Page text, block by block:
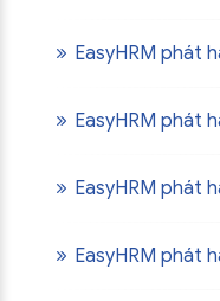
EasyHRM phát
EasyHRM phát
EasyHRM phát
EasyHRM phát